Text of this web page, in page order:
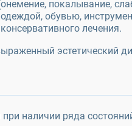
покалывание,
обувью,
лечения.
эстетический
наличии ряда